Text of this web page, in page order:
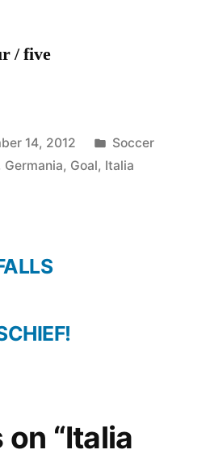
/ five
14, 2012
Posted
in
Soccer
Germania, Goal, Italia
“Italia